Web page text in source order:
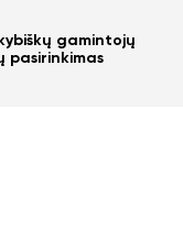
gamintojų
pasirinkimas